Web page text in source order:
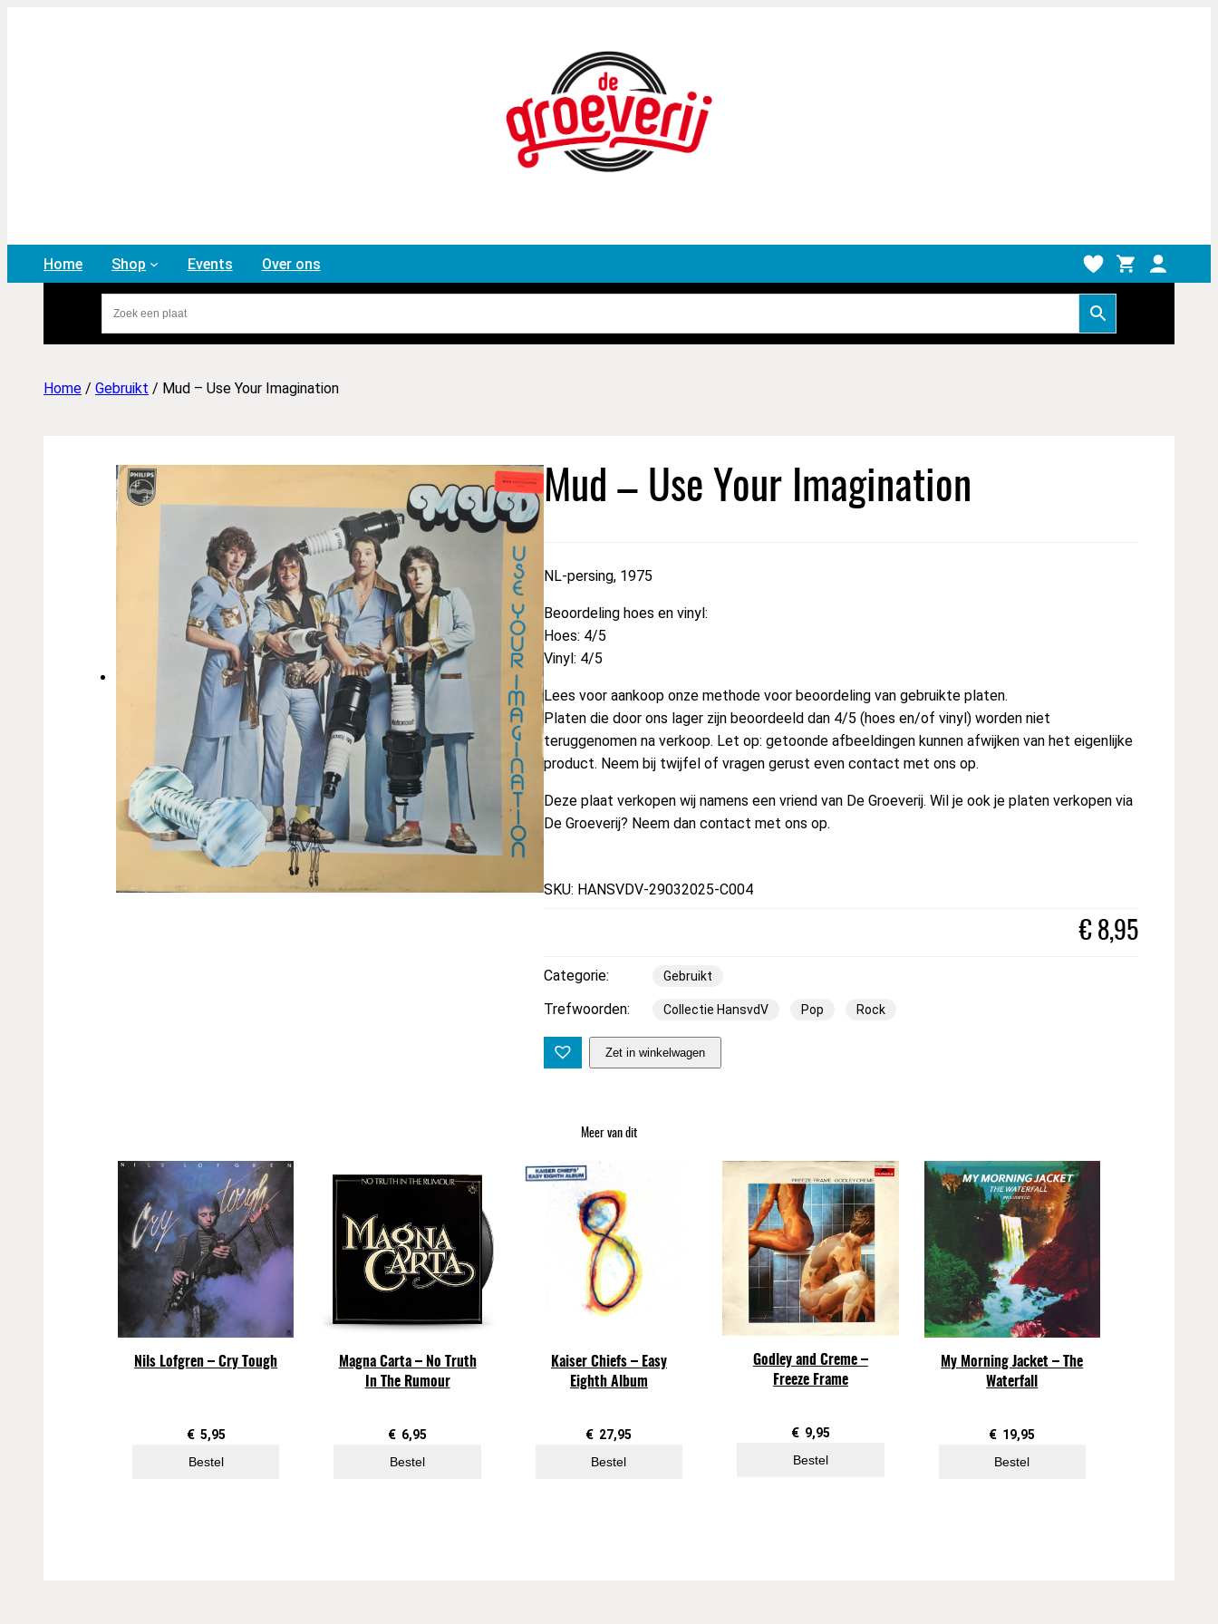
Home Shop Events Over ons
Home / Gebruikt / Mud – Use Your Imagination
Mud – Use Your Imagination
NL-persing, 1975
Beoordeling hoes en vinyl:
Hoes: 4/5
Vinyl: 4/5
Lees voor aankoop onze methode voor beoordeling van gebruikte platen.
Platen die door ons lager zijn beoordeeld dan 4/5 (hoes en/of vinyl) worden niet
teruggenomen na verkoop. Let op: getoonde afbeeldingen kunnen afwijken van het eigenlijke
product. Neem bij twijfel of vragen gerust even contact met ons op.
Deze plaat verkopen wij namens een vriend van De Groeverij. Wil je ook je platen verkopen via
De Groeverij? Neem dan contact met ons op.
SKU: HANSVDV-29032025-C004
€ 8,95
Categorie: Gebruikt
Trefwoorden: Collectie HansvdV Pop Rock
u
s
m
a
Zet in winkelwagen
Meer van dit
Nils Lofgren – Cry Tough
€ 5,95
Bestel
Magna Carta – No Truth
In The Rumour
€ 6,95
Bestel
Kaiser Chiefs – Easy
Eighth Album
€ 27,95
Bestel
Godley and Creme –
Freeze Frame
€ 9,95
Bestel
My Morning Jacket – The
Waterfall
€ 19,95
Bestel